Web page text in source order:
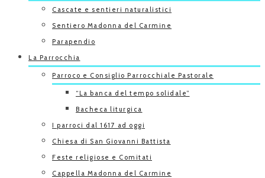
Cascate e sentieri naturalistici
Sentiero Madonna del Carmine
Parapendio
La Parrocchia
Parroco e Consiglio Parrocchiale Pastorale
“La banca del tempo solidale”
Bacheca liturgica
I parroci dal 1617 ad oggi
Chiesa di San Giovanni Battista
Feste religiose e Comitati
Cappella Madonna del Carmine